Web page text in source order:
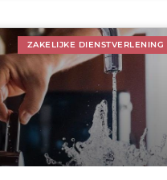
ZAKELIJKE DIENSTVERLENING